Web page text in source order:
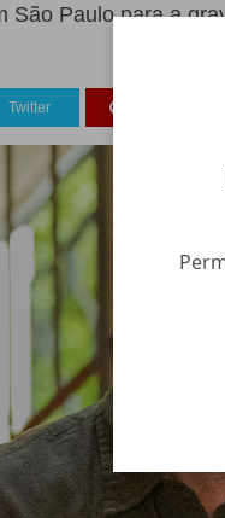
São Paulo para a
Twitter
QUEM SOMOS
reservados